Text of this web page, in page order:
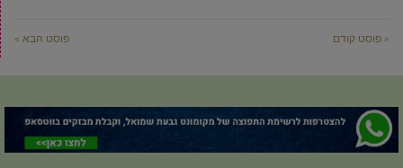
« פוסט קודם פוסט הבא »